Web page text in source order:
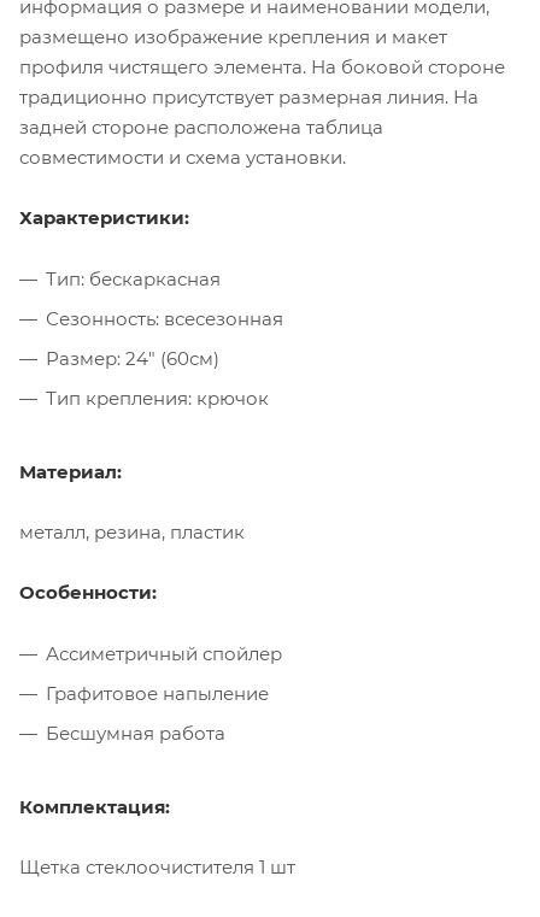
информация о размере и наименовании модели,
размещено изображение крепления и макет
профиля чистящего элемента. На боковой стороне
традиционно присутствует размерная линия. На
задней стороне расположена таблица
совместимости и схема установки.
Характеристики:
Тип: бескаркасная
Сезонность: всесезонная
Размер: 24" (60см)
Тип крепления: крючок
Материал:
металл, резина, пластик
Особенности:
Ассиметричный спойлер
Графитовое напыление
Бесшумная работа
Комплектация:
Щетка стеклоочистителя 1 шт